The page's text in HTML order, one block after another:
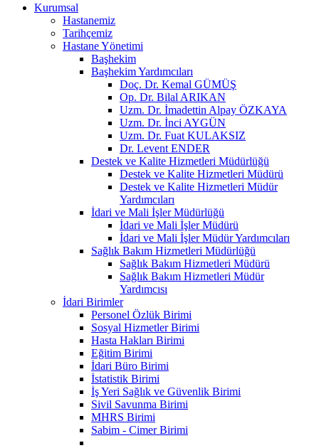
Kurumsal
Hastanemiz
Tarihçemiz
Hastane Yönetimi
Başhekim
Başhekim Yardımcıları
Doç. Dr. Kemal GÜMÜŞ
Op. Dr. Bilal ARIKAN
Uzm. Dr. İmadettin Alpay ÖZKAYA
Uzm. Dr. İnci AYGÜN
Uzm. Dr. Fuat KULAKSIZ
Dr. Levent ENDER
Destek ve Kalite Hizmetleri Müdürlüğü
Destek ve Kalite Hizmetleri Müdürü
Destek ve Kalite Hizmetleri Müdür
Yardımcıları
İdari ve Mali İşler Müdürlüğü
İdari ve Mali İşler Müdürü
İdari ve Mali İşler Müdür Yardımcıları
Sağlık Bakım Hizmetleri Müdürlüğü
Sağlık Bakım Hizmetleri Müdürü
Sağlık Bakım Hizmetleri Müdür
Yardımcısı
İdari Birimler
Personel Özlük Birimi
Sosyal Hizmetler Birimi
Hasta Hakları Birimi
Eğitim Birimi
İdari Büro Birimi
İstatistik Birimi
İş Yeri Sağlık ve Güvenlik Birimi
Sivil Savunma Birimi
MHRS Birimi
Sabim - Cimer Birimi